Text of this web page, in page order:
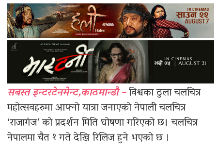
सबस्त इन्टरटेनमेन्ट,काठमान्डौ –विश्वका ठुला चलचित्र
महोत्सवहरुमा आफ्नो यात्रा जनाएको नेपाली चलचित्र
‘राजागंज’ को प्रदर्शन मिति घोषणा गरिएको छ। चलचित्र
नेपालमा चैत १ गते देखि रिलिज हुने भएको छ ।